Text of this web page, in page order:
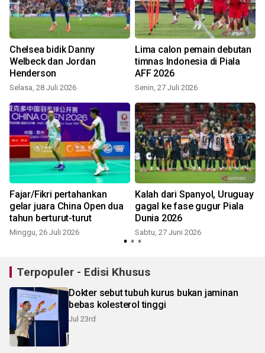
Chelsea bidik Danny
Welbeck dan Jordan
Henderson
Selasa, 28 Juli 2026
Lima calon pemain debutan
timnas Indonesia di Piala
AFF 2026
Senin, 27 Juli 2026
Fajar/Fikri pertahankan
gelar juara China Open dua
tahun berturut-turut
Minggu, 26 Juli 2026
Kalah dari Spanyol, Uruguay
gagal ke fase gugur Piala
Dunia 2026
Sabtu, 27 Juni 2026
Terpopuler - Edisi Khusus
Dokter sebut tubuh kurus bukan jaminan
bebas kolesterol tinggi
Jul 23rd